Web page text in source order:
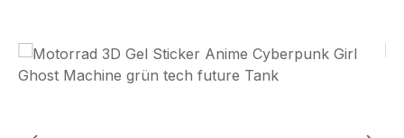
Bildergalerie überspringen